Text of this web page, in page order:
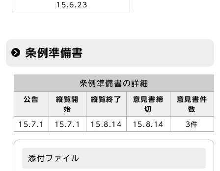
15.6.23
条例準備書
条例準備書の詳細
公告
縦覧開
始
縦覧終了
意見書締
切
意見書件
数
15.7.1 15.7.1 15.8.14 15.8.14 3件
添付ファイル